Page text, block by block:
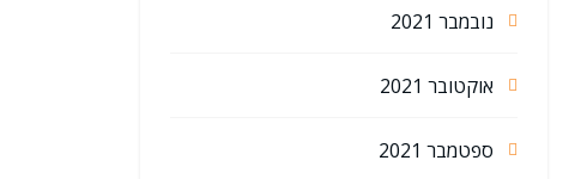
נובמבר 2021
אוקטובר 2021
ספטמבר 2021